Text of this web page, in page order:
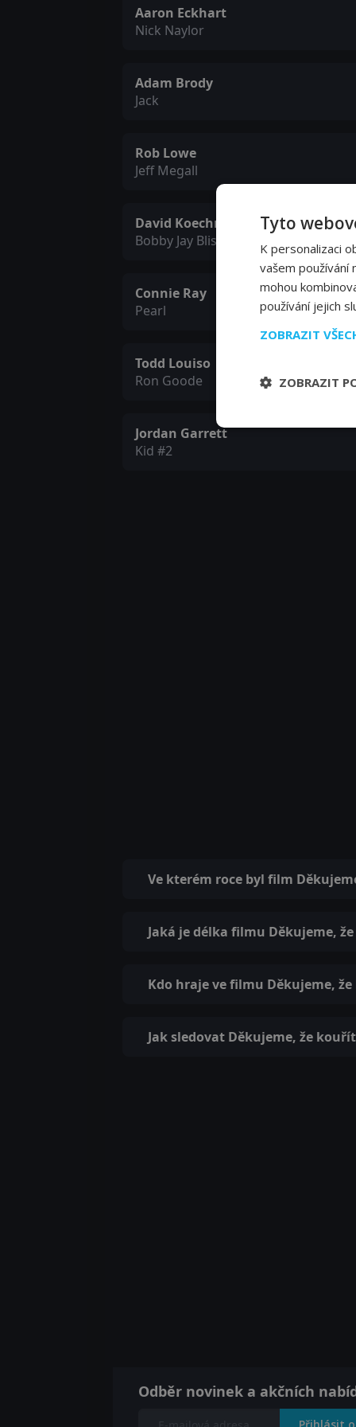
Aaron Eckhart
Nick Naylor
Adam Brody
Jack
Rob Lowe
Jeff Megall
David Koechner
Bobby Jay Bliss
Connie Ray
Pearl
Todd Louiso
Ron Goode
Jordan Garrett
Kid #2
Ve kterém roce byl film
Jaká je délka filmu Děkujeme,
Kdo hraje ve filmu Děkujeme,
Jak sledovat Děkujeme, že
Odběr novinek a akčních
Tyto
K personalizaci
vašem používání
mohou
používání jejich
ZOBRAZIT
ZOBRAZIT